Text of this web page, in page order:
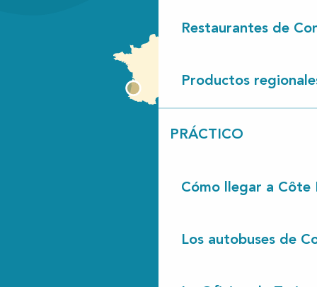
Restaurantes de
Productos
PRÁCTICO
Cómo llegar a Côte
Los autobuses de